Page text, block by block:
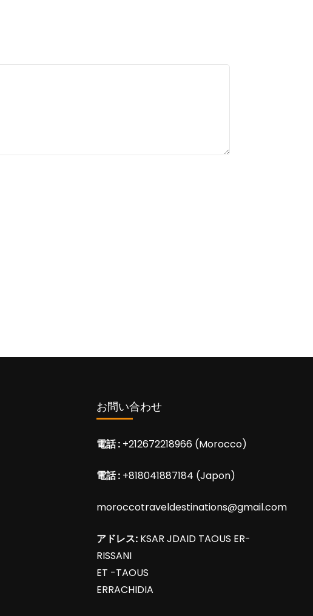
お問い合わせ
電話 : +212672218966 (Morocco)
電話 : +818041887184 (Japon)
moroccotraveldestinations@gmail.com
アドレス: KSAR JDAID TAOUS ER-
RISSANI
ET -TAOUS
ERRACHIDIA